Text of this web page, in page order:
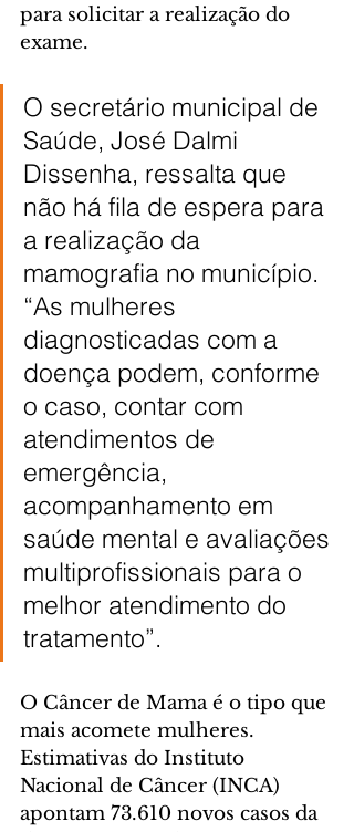
para solicitar a realização do
exame.
O secretário municipal de
Saúde, José Dalmi
Dissenha, ressalta que
não há fila de espera para
a realização da
mamografia no município.
“As mulheres
diagnosticadas com a
doença podem, conforme
o caso, contar com
atendimentos de
emergência,
acompanhamento em
saúde mental e avaliações
multiprofissionais para o
melhor atendimento do
tratamento”.
O Câncer de Mama é o tipo que
mais acomete mulheres.
Estimativas do Instituto
Nacional de Câncer (INCA)
apontam 73.610 novos casos da